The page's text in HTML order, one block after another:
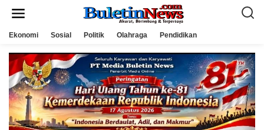
Ekonomi Sosial Politik Olahraga Pendidikan